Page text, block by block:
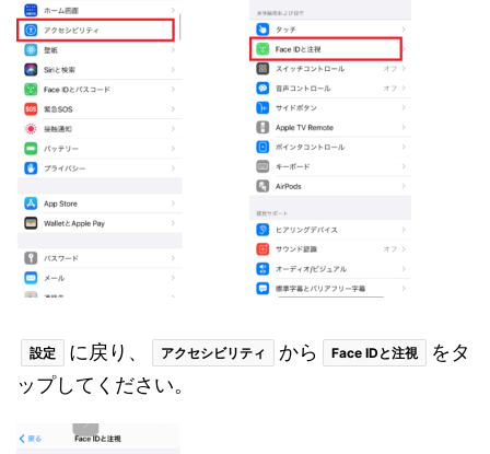
設定 に戻り、 アクセシビリティ から Face IDと注視
をタ
ップしてください。